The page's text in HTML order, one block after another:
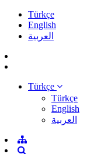
Türkçe
English
العربية
Türkçe
Türkçe
English
العربية